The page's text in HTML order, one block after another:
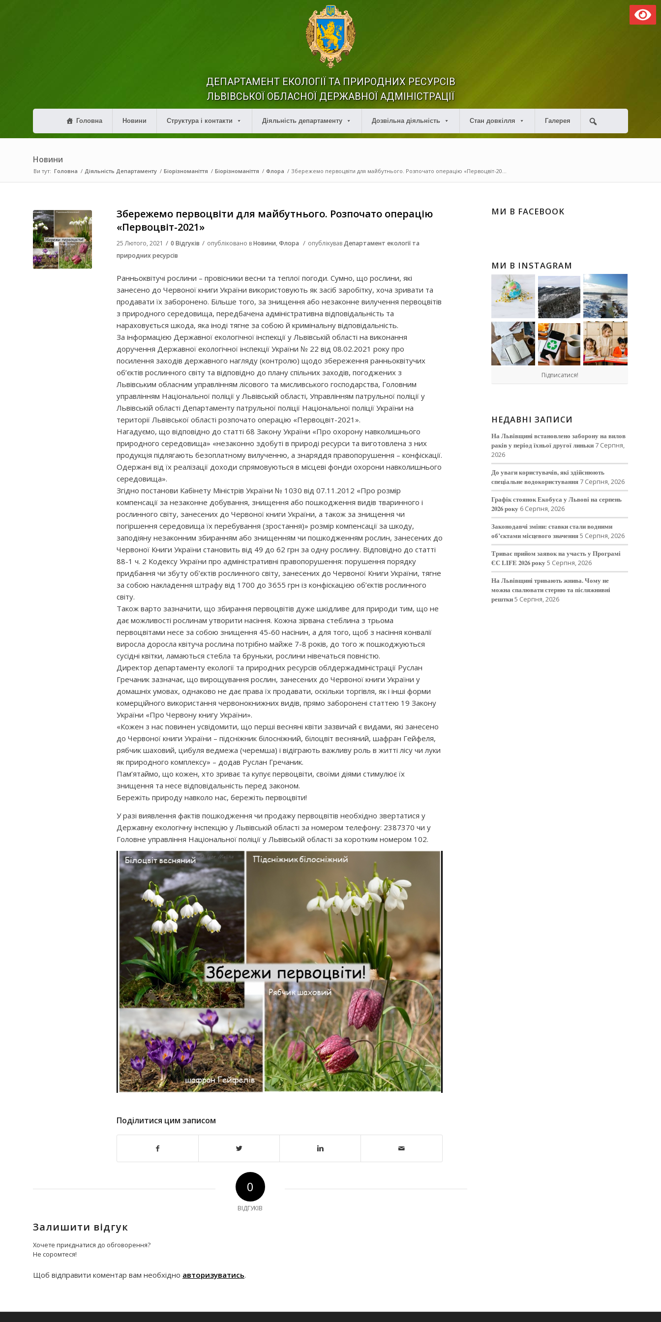
ДЕПАРТАМЕНТ ЕКОЛОГІЇ ТА ПРИРОДНИХ РЕСУРСІВ
ЛЬВІВСЬКОЇ ОБЛАСНОЇ ДЕРЖАВНОЇ АДМІНІСТРАЦІЇ
Головна Новини Структура і контакти Діяльність департаменту Дозвільна діяльність Стан довкілля Галерея
Новини
Ви тут: Головна / Діяльність Департаменту / Біорізноманіття / Біорізноманіття / Флора / Збережемо первоцвіти для майбутнього. Розпочато операцію «Первоцвіт-20...
Збережемо первоцвіти для майбутнього. Розпочато операцію
«Первоцвіт-2021»
25 Лютого, 2021 / 0 Відгуків / опубліковано вНовини, Флора / опублікувавДепартамент екології та
природних ресурсів
Ранньоквітучі рослини – провісники весни та теплої погоди. Сумно, що рослини, які
занесено до Червоної книги України використовують як засіб заробітку, хоча зривати та
продавати їх заборонено. Більше того, за знищення або незаконне вилучення первоцвітів
з природного середовища, передбачена адміністративна відповідальність та
нараховується шкода, яка іноді тягне за собою й кримінальну відповідальність.
За інформацією Державної екологічної інспекції у Львівській області на виконання
доручення Державної екологічної інспекції України № 22 від 08.02.2021 року про
посилення заходів державного нагляду (контролю) щодо збереження ранньоквітучих
об’єктів рослинного світу та відповідно до плану спільних заходів, погоджених з
Львівським обласним управлінням лісового та мисливського господарства, Головним
управлінням Національної поліції у Львівській області, Управлінням патрульної поліції у
Львівській області Департаменту патрульної поліції Національної поліції України на
території Львівської області розпочато операцію «Первоцвіт-2021».
Нагадуємо, що відповідно до статті 68 Закону України «Про охорону навколишнього
природного середовища» «незаконно здобуті в природі ресурси та виготовлена з них
продукція підлягають безоплатному вилученню, а знаряддя правопорушення – конфіскації.
Одержані від їх реалізації доходи спрямовуються в місцеві фонди охорони навколишнього
середовища».
Згідно постанови Кабінету Міністрів України № 1030 від 07.11.2012 «Про розмір
компенсації за незаконне добування, знищення або пошкодження видів тваринного і
рослинного світу, занесених до Червоної книги України, а також за знищення чи
погіршення середовища їх перебування (зростання)» розмір компенсації за шкоду,
заподіяну незаконним збиранням або знищенням чи пошкодженням рослин, занесених до
Червоної Книги України становить від 49 до 62 грн за одну рослину. Відповідно до статті
88-1 ч. 2 Кодексу України про адміністративні правопорушення: порушення порядку
придбання чи збуту об’єктів рослинного світу, занесених до Червоної Книги України, тягне
за собою накладення штрафу від 1700 до 3655 грн із конфіскацією об’єктів рослинного
світу.
Також варто зазначити, що збирання первоцвітів дуже шкідливе для природи тим, що не
дає можливості рослинам утворити насіння. Кожна зірвана стеблина з трьома
первоцвітами несе за собою знищення 45-60 насінин, а для того, щоб з насіння конвалії
виросла доросла квітуча рослина потрібно майже 7-8 років, до того ж пошкоджуються
сусідні квітки, ламаються стебла та бруньки, рослини нівечаться повністю.
Директор департаменту екології та природних ресурсів облдержадміністрації Руслан
Гречаник зазначає, що вирощування рослин, занесених до Червоної книги України у
домашніх умовах, однаково не дає права їх продавати, оскільки торгівля, як і інші форми
комерційного використання червонокнижних видів, прямо заборонені статтею 19 Закону
України «Про Червону книгу України».
«Кожен з нас повинен усвідомити, що перші весняні квіти зазвичай є видами, які занесено
до Червоної книги України – підсніжник білосніжний, білоцвіт весняний, шафран Гейфеля,
рябчик шаховий, цибуля ведмежа (черемша) і відіграють важливу роль в житті лісу чи луки
як природного комплексу» – додав Руслан Гречаник.
Пам’ятаймо, що кожен, хто зриває та купує первоцвіти, своїми діями стимулює їх
знищення та несе відповідальність перед законом.
Бережіть природу навколо нас, бережіть первоцвіти!
У разі виявлення фактів пошкодження чи продажу первоцвітів необхідно звертатися у
Державну екологічну інспекцію у Львівській області за номером телефону: 2387370 чи у
Головне управління Національної поліції у Львівській області за коротким номером 102.
Поділитися цим записом
0
ВІДГУКІВ
Залишити відгук
Хочете приєднатися до обговорення?
Не соромтеся!
Щоб відправити коментар вам необхідно авторизуватись.
МИ В FACEBOOK
МИ В INSTAGRAM
Підписатися!
НЕДАВНІ ЗАПИСИ
На Львівщині встановлено заборону на вилов
раків у період їхньої другої линьки 7 Серпня,
2026
До уваги користувачів, які здійснюють
спеціальне водокористування 7 Серпня, 2026
Графік стоянок Екобуса у Львові на серпень
2026 року 6 Серпня, 2026
Законодавчі зміни: ставки стали водними
об’єктами місцевого значення5 Серпня, 2026
Триває прийом заявок на участь у Програмі
ЄС LIFE 2026 року5 Серпня, 2026
На Львівщині тривають жнива. Чому не
можна спалювати стерню та післяжнивні
рештки5 Серпня, 2026